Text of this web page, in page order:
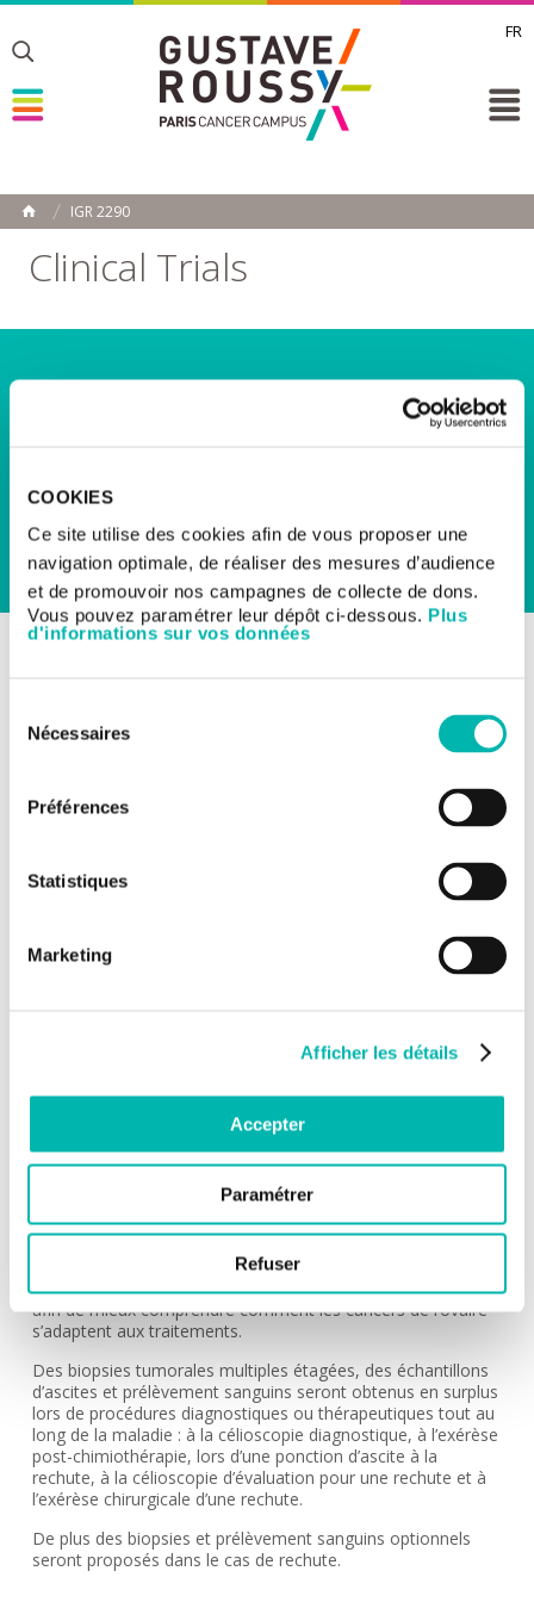
COOKIES
Ce site utilise des cookies afin de vous proposer une
navigation optimale, de réaliser des mesures d’audience
et de promouvoir nos campagnes de collecte de dons.
Vous pouvez paramétrer leur dépôt ci-dessous. Plus
d'informations sur vos données
Nécessaires
Préférences
Statistiques
Marketing
Afficher les détails
Accepter
Paramétrer
Refuser
FR
Toggle
Toggle
HOME
IGR 2290
Clinical Trials
Search a clinical trial
by specialty
BACK TO CLINICAL TRIALS
Cancer de l’ovaire
OvBIOMark - Biomarqueurs pronostiques et prédictifs
dans les cancers de l'ovaire.
IGR 2290
Cancer de l'ovaire
Etude OvBIOMark
Cet essai sera proposé à des patientes nouvellement
diagnostiquées pour un cancer de l’ovaire ou en rechute. Il
séquentiels prélevés au diagnostic, post chimiothérapie ou
lors d’une rechute et soumis à des analyses moléculaires
afin de mieux comprendre comment les cancers de l’ovaire
s’adaptent aux traitements.
Des biopsies tumorales multiples étagées, des échantillons
d’ascites et prélèvement sanguins seront obtenus en surplus
lors de procédures diagnostiques ou thérapeutiques tout au
long de la maladie : à la célioscopie diagnostique, à l’exérèse
post-chimiothérapie, lors d’une ponction d’ascite à la
rechute, à la célioscopie d’évaluation pour une rechute et à
l’exérèse chirurgicale d’une rechute.
De plus des biopsies et prélèvement sanguins optionnels
seront proposés dans le cas de rechute.